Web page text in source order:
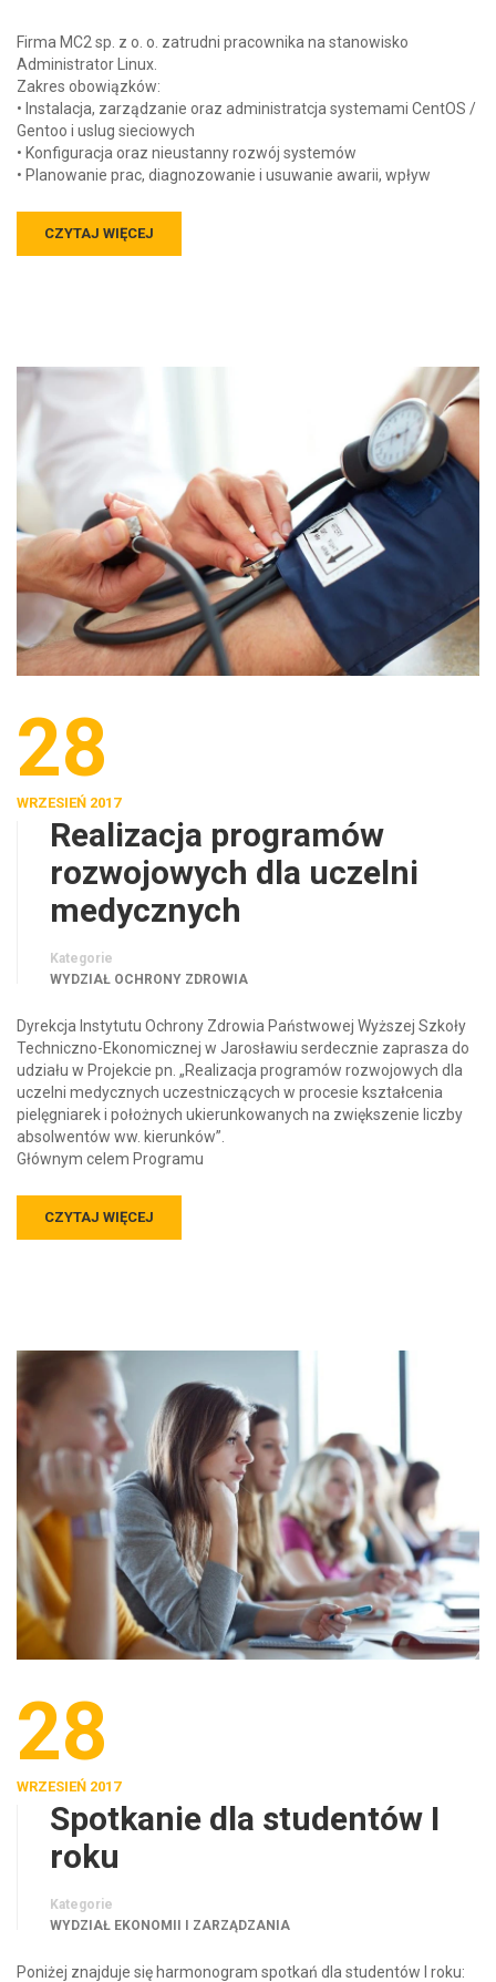
Firma MC2 sp. z o. o. zatrudni pracownika na stanowisko
Administrator Linux.
Zakres obowiązków:
• Instalacja, zarządzanie oraz administratcja systemami CentOS /
Gentoo i uslug sieciowych
• Konfiguracja oraz nieustanny rozwój systemów
• Planowanie prac, diagnozowanie i usuwanie awarii, wpływ
CZYTAJ WIĘCEJ
28
WRZESIEŃ 2017
Realizacja programów
rozwojowych dla uczelni
medycznych
Kategorie
WYDZIAŁ OCHRONY ZDROWIA
Dyrekcja Instytutu Ochrony Zdrowia Państwowej Wyższej Szkoły
Techniczno-Ekonomicznej w Jarosławiu serdecznie zaprasza do
udziału w Projekcie pn. „Realizacja programów rozwojowych dla
uczelni medycznych uczestniczących w procesie kształcenia
pielęgniarek i położnych ukierunkowanych na zwiększenie liczby
absolwentów ww. kierunków”.
Głównym celem Programu
CZYTAJ WIĘCEJ
28
WRZESIEŃ 2017
Spotkanie dla studentów I
roku
Kategorie
WYDZIAŁ EKONOMII I ZARZĄDZANIA
Poniżej znajduje się harmonogram spotkań dla studentów I roku: